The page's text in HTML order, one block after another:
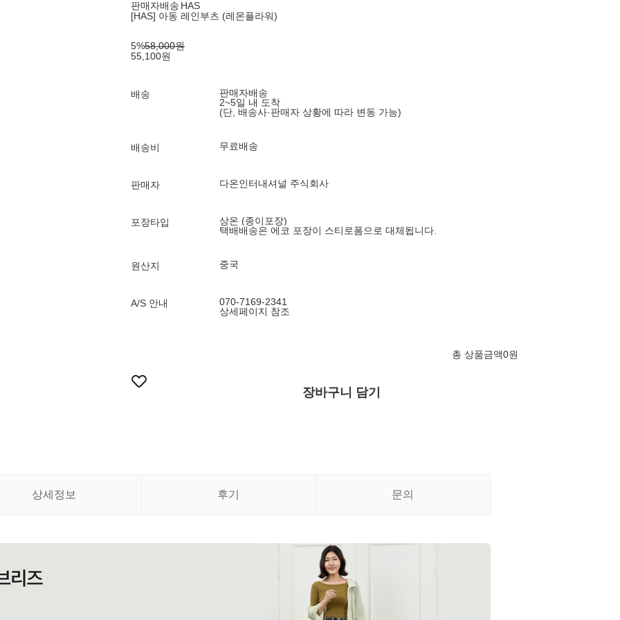
판매자배송 HAS
[HAS] 아동 레인부츠 (레몬플라워)
5%58,000원
55,100원
배송
판매자배송
2~5일 내 도착
(단, 배송사·판매자 상황에 따라 변동 가능)
배송비 무료배송
판매자 다온인터내셔널 주식회사
포장타입
상온 (종이포장)
택배배송은 에코 포장이 스티로폼으로 대체됩니다.
원산지 중국
A/S 안내
070-7169-2341
상세페이지 참조
총 상품금액0원
장바구니 담기
상세정보 후기 문의